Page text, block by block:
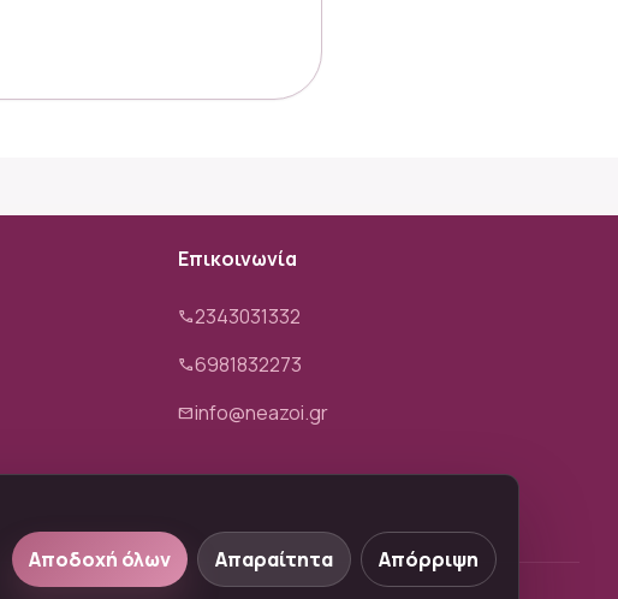
Επικοινωνία
phone2343031332
phone6981832273
mailinfo@neazoi.gr
Αποδοχή όλων Απαραίτητα Απόρριψη